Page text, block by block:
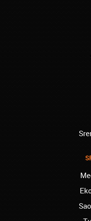
Vračar -
najbolja
engleski
uvek bila
sva moja
Samo tako
Završavam
Zvezdara -
znam. Svu
Barajevo -
Drugarica i
francuskog